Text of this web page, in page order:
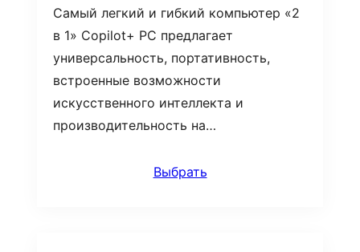
Самый легкий и гибкий компьютер «2
в 1» Copilot+ PC предлагает
универсальность, портативность,
встроенные возможности
искусственного интеллекта и
производительность на…
Выбрать